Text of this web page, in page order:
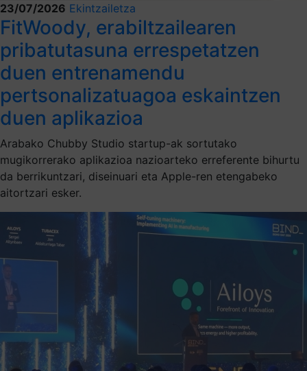
23/07/2026 Ekintzailetza
FitWoody, erabiltzailearen
pribatutasuna errespetatzen
duen entrenamendu
pertsonalizatuagoa eskaintzen
duen aplikazioa
Arabako Chubby Studio startup-ak sortutako
mugikorrerako aplikazioa nazioarteko erreferente bihurtu
da berrikuntzari, diseinuari eta Apple-ren etengabeko
aitortzari esker.